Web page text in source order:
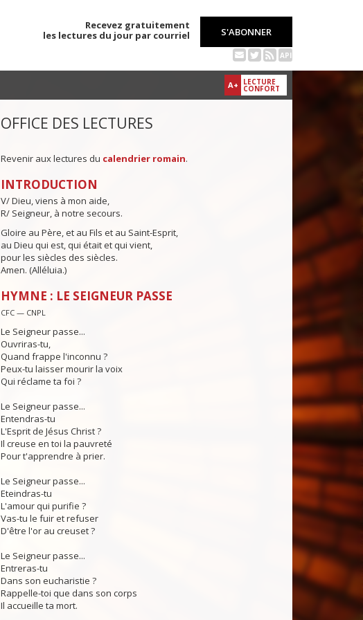
Recevez gratuitement
les lectures du jour par courriel
S'ABONNER
API
A+ LECTURE
CONFORT
OFFICE DES LECTURES
Revenir aux lectures du calendrier romain.
INTRODUCTION
V/ Dieu, viens à mon aide,
R/ Seigneur, à notre secours.
Gloire au Père, et au Fils et au Saint-Esprit,
au Dieu qui est, qui était et qui vient,
pour les siècles des siècles.
Amen. (Alléluia.)
HYMNE : LE SEIGNEUR PASSE
CFC — CNPL
Le Seigneur passe...
Ouvriras-tu,
Quand frappe l'inconnu ?
Peux-tu laisser mourir la voix
Qui réclame ta foi ?
Le Seigneur passe...
Entendras-tu
L'Esprit de Jésus Christ ?
Il creuse en toi la pauvreté
Pour t'apprendre à prier.
Le Seigneur passe...
Eteindras-tu
L'amour qui purifie ?
Vas-tu le fuir et refuser
D'être l'or au creuset ?
Le Seigneur passe...
Entreras-tu
Dans son eucharistie ?
Rappelle-toi que dans son corps
Il accueille ta mort.